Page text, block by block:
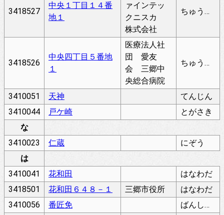
3418527
中央１丁目１４番
地１
ァインテッ
クニスカ
株式会社
ちゅうおう
3418526
中央四丁目５番地
１
医療法人社
団 愛友
会 三郷中
央総合病院
ちゅうおう
3410051 天神
てんじん
3410044
戸ケ崎
とがさき
な
3410023
仁蔵
にぞう
は
3410041
花和田
はなわだ
3418501
花和田６４８－１ 三郷市役所
はなわだ
3410056
番匠免
ばんしょうめん